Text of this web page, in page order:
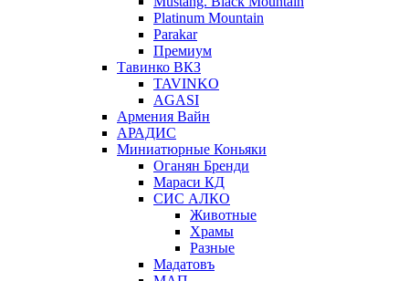
Platinum Mountain
Parakar
Премиум
Тавинко ВКЗ
TAVINKO
AGASI
Армения Вайн
АРАДИС
Миниатюрные Коньяки
Оганян Бренди
Мараси КД
СИС АЛКО
Животные
Храмы
Разные
Мадатовъ